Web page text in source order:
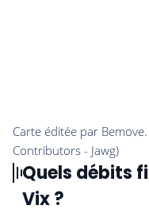
Quels débits
Vix ?